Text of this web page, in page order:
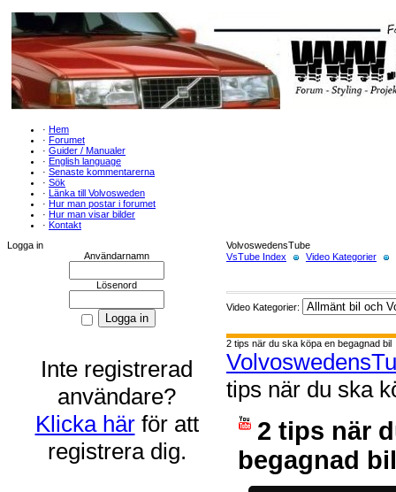
· Hem
· Forumet
· Guider / Manualer
· English language
· Senaste kommentarerna
· Sök
· Länka till Volvosweden
· Hur man postar i forumet
· Hur man visar bilder
· Kontakt
Logga in
Användarnamn
Lösenord
Inte registrerad
användare?
Klicka härför att
registrera dig.
VolvoswedensTube
VsTube Index
Video Kategorier
Video Kategorier:
2 tips när du ska köpa en begagnad bil
tips när du ska
2 tips när
begagnad bil